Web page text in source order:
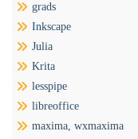
grads
Inkscape
Julia
Krita
lesspipe
libreoffice
maxima, wxmaxima